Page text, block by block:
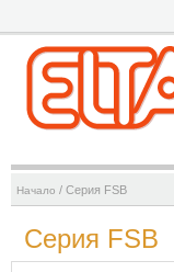
Начало / Серия FSB
Серия FSB